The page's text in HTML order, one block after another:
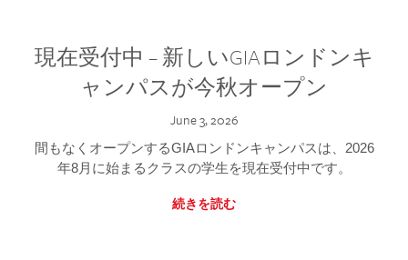
現在受付中 – 新しいGIAロンドンキ
ャンパスが今秋オープン
June 3, 2026
間もなくオープンするGIAロンドンキャンパスは、2026
年8月に始まるクラスの学生を現在受付中です。
続きを読む